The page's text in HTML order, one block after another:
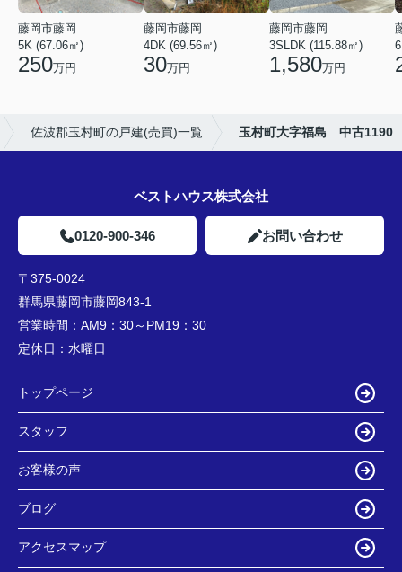
藤岡市藤岡
5K (67.06㎡)
250万円
藤岡市藤岡
4DK (69.56㎡)
30万円
藤岡市藤岡
3SLDK (115.88㎡)
1,580万円
佐波郡玉村町の戸建(売買)一覧 玉村町大字福島 中古1190
ベストハウス株式会社
0120-900-346 お問い合わせ
〒375-0024
群馬県藤岡市藤岡843-1
営業時間： AM9：30～PM19：30
定休日： 水曜日
トップページ
スタッフ
お客様の声
ブログ
アクセスマップ